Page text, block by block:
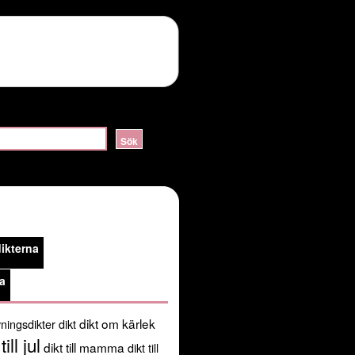
alert handshake failure in
share/pear:/usr/share/php') in
diktdikt om kärlek
jul dikt till mamma dikt till